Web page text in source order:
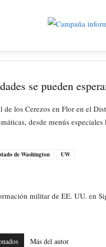
se pueden
de los Cerezos en Flor en el
desde menús
de Washington UW
militar de EE. UU. en
Más del autor